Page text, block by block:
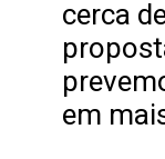
cerca
em